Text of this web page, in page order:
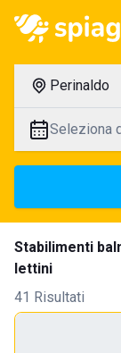
Perinaldo
Seleziona
Stabilimenti
lettini
41 Risultati